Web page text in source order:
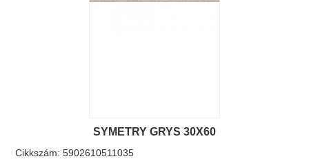
SYMETRY GRYS 30X60
Cikkszám:5902610511035